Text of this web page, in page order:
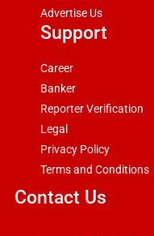
Advertise Us
Support
Career
Banker
Reporter Verification
Legal
Privacy Policy
Terms and Conditions
Contact Us